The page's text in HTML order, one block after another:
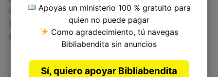
transformarnos. Esta fe en Él nos mueve a
buscarlo y a acercarnos con humildad a su
presencia.
Apoyas un ministerio 100 % gratuito para
quien no puede pagar
Como agradecimiento, tú navegas
Bibliabendita sin anuncios
Sí, quiero apoyar Bibliabendita